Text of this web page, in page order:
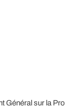
Général sur la